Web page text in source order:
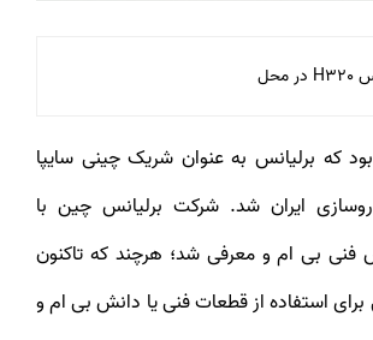
1393 بود که برلیانس به عنوان شریک چینی سایپا
ایران شد. شرکت برلیانس چین با
بی ام و معرفی شد؛ هرچند که تاکنون
استفاده از قطعات فنی یا دانش بی ام و